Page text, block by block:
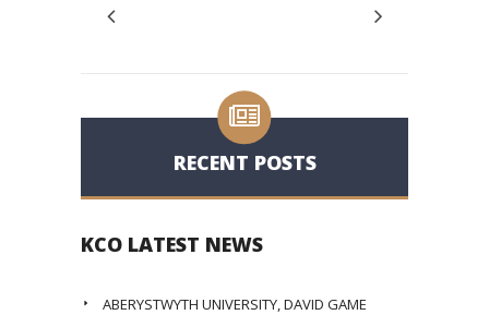
RECENT POSTS
KCO LATEST NEWS
ABERYSTWYTH UNIVERSITY, DAVID GAME